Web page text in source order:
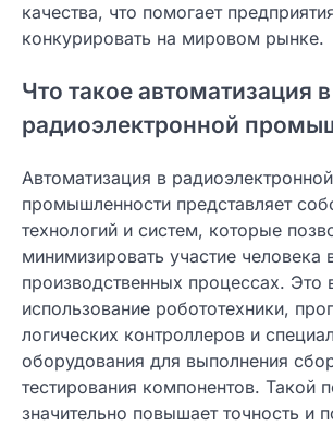
качества, что помогает
конкурировать на мировом рынке.
Что такое автоматизация в
радиоэлектронной
Автоматизация в радиоэлектронной
промышленности представляет
технологий и систем, которые
минимизировать участие человека
производственных процессах. Это
использование робототехники,
логических контроллеров и
оборудования для выполнения
тестирования компонентов. Такой
значительно повышает точность и